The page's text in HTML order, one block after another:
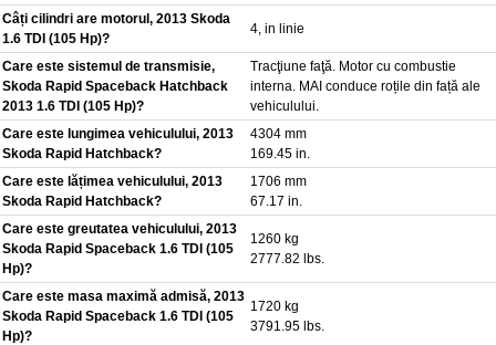
Câți cilindri are motorul, 2013 Skoda
1.6 TDI (105 Hp)?
4, in linie
Care este sistemul de transmisie,
Skoda Rapid Spaceback Hatchback
2013 1.6 TDI (105 Hp)?
Tracţiune faţă. Motor cu combustie
interna. MAI conduce roțile din față ale
vehiculului.
Care este lungimea vehiculului, 2013
Skoda Rapid Hatchback?
4304 mm
169.45 in.
Care este lățimea vehiculului, 2013
Skoda Rapid Hatchback?
1706 mm
67.17 in.
Care este greutatea vehiculului, 2013
Skoda Rapid Spaceback 1.6 TDI (105
Hp)?
1260 kg
2777.82 lbs.
Care este masa maximă admisă, 2013
Skoda Rapid Spaceback 1.6 TDI (105
Hp)?
1720 kg
3791.95 lbs.